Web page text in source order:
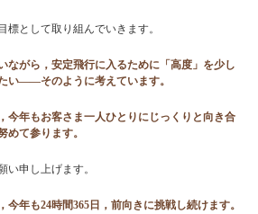
標として取り組んでいきます。
ながら，安定飛行に入るために「高度」を少し
い――そのように考えています。
今年もお客さま一人ひとりにじっくりと向き合
めて参ります。
い申し上げます。
年も24時間365日，前向きに挑戦し続けます。